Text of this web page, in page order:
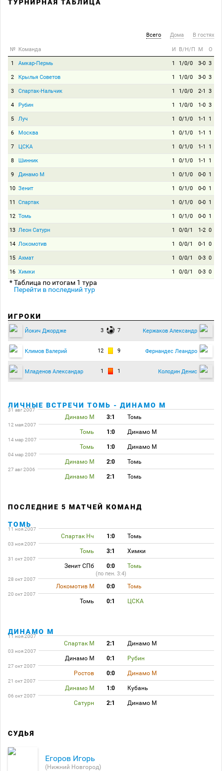
ТУРНИРНАЯ ТАБЛИЦА
Всего Дома В гостях
№ Команда И В/Н/П М О
1 Амкар-Пермь 1 1/0/0 3-0 3
2 Крылья Советов 1 1/0/0 3-0 3
3 Спартак-Нальчик 1 1/0/0 2-1 3
4 Рубин 1 1/0/0 1-0 3
5 Луч 1 0/1/0 1-1 1
6 Москва 1 0/1/0 1-1 1
7 ЦСКА 1 0/1/0 1-1 1
8 Шинник 1 0/1/0 1-1 1
9 Динамо М 1 0/1/0 0-0 1
10 Зенит 1 0/1/0 0-0 1
11 Спартак 1 0/1/0 0-0 1
12 Томь 1 0/1/0 0-0 1
13 Леон Сатурн 1 0/0/1 1-2 0
14 Локомотив 1 0/0/1 0-1 0
15 Ахмат 1 0/0/1 0-3 0
16 Химки 1 0/0/1 0-3 0
* Таблица по итогам 1 тура
Перейти в последний тур
ИГРОКИ
Йокич Джордже 3 7 Кержаков Александр
Климов Валерий 12 9 Фернандес Леандро
Младенов Александар 1 1 Колодин Денис
ЛИЧНЫЕ ВСТРЕЧИ ТОМЬ - ДИНАМО М
31 авг 2007
Динамо М 3:1 Томь
12 мая 2007
Томь 1:0 Динамо М
14 мар 2007
Томь 1:0 Динамо М
04 мар 2007
Динамо М 2:0 Томь
27 авг 2006
Динамо М 2:1 Томь
ПОСЛЕДНИЕ 5 МАТЧЕЙ КОМАНД
ТОМЬ
11 ноя 2007
Спартак Нч 1:0 Томь
03 ноя 2007
Томь 3:1 Химки
31 окт 2007
Зенит СПб 0:0 Томь
(по пен. 3:4)
28 окт 2007
Локомотив М 0:0 Томь
20 окт 2007
Томь 0:1 ЦСКА
ДИНАМО М
11 ноя 2007
Спартак М 2:1 Динамо М
03 ноя 2007
Динамо М 0:1 Рубин
27 окт 2007
Ростов 0:0 Динамо М
21 окт 2007
Динамо М 1:0 Кубань
06 окт 2007
Сатурн 2:1 Динамо М
СУДЬЯ
Егоров Игорь
(Нижний Новгород)